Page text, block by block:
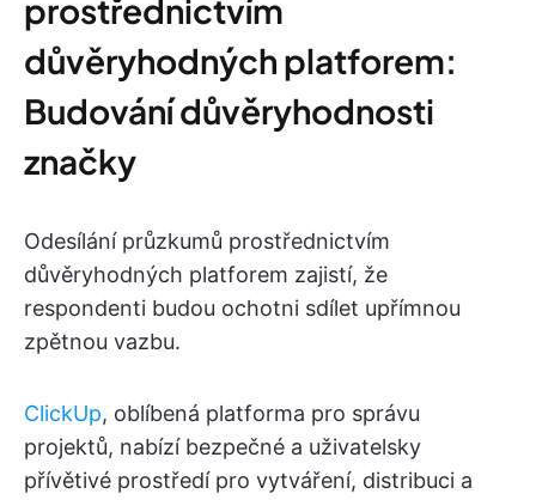
prostřednictvím
důvěryhodných platforem:
Budování důvěryhodnosti
značky
Odesílání průzkumů prostřednictvím
důvěryhodných platforem zajistí, že
respondenti budou ochotni sdílet upřímnou
zpětnou vazbu.
ClickUp, oblíbená platforma pro správu
projektů, nabízí bezpečné a uživatelsky
přívětivé prostředí pro vytváření, distribuci a